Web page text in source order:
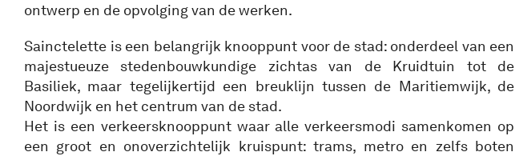
ontwerp en de opvolging van de werken.
Sainctelette is een belangrijk knooppunt voor de stad: onderdeel van een
majestueuze stedenbouwkundige zichtas van de Kruidtuin tot de
Basiliek, maar tegelijkertijd een breuklijn tussen de Maritiemwijk, de
Noordwijk en het centrum van de stad.
Het is een verkeersknooppunt waar alle verkeersmodi samenkomen op
een groot en onoverzichtelijk kruispunt: trams, metro en zelfs boten